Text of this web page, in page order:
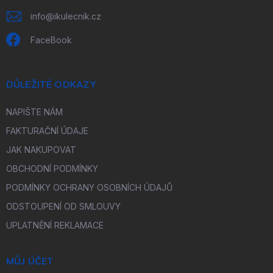
info@ikulecnik.cz
FaceBook
DŮLEŽITÉ ODKAZY
NAPIŠTE NÁM
FAKTURAČNÍ ÚDAJE
JAK NAKUPOVAT
OBCHODNÍ PODMÍNKY
PODMÍNKY OCHRANY OSOBNÍCH ÚDAJŮ
ODSTOUPENÍ OD SMLOUVY
UPLATNĚNÍ REKLAMACE
MŮJ ÚČET